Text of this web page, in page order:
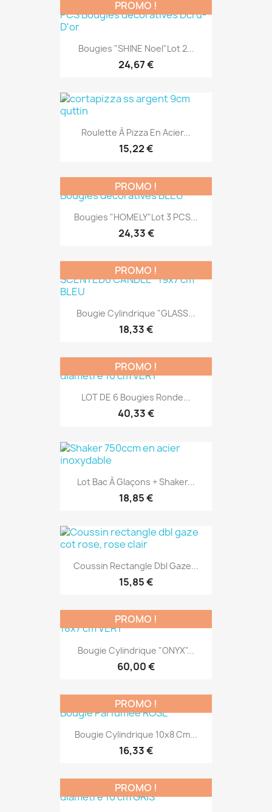
Bougies "SHINE Noel"Lot 2...
24,67 €
PROMO !
Roulette À Pizza En Acier...
15,22 €
Bougies "HOMELY"Lot 3 PCS...
24,33 €
PROMO !
Bougie Cylindrique "GLASS...
18,33 €
PROMO !
LOT DE 6 Bougies Ronde...
40,33 €
PROMO !
Lot Bac À Glaçons + Shaker...
18,85 €
Coussin Rectangle Dbl Gaze...
15,85 €
Bougie Cylindrique "ONYX"...
60,00 €
PROMO !
Bougie Cylindrique 10x8 Cm...
16,33 €
PROMO !
PROMO !